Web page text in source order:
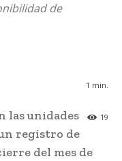
de
1 min.
19
las unidades
registro de
del mes de